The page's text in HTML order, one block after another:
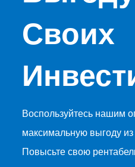
Своих
Воспользуйтесь нашим
максимальную выгоду
Повысьте свою